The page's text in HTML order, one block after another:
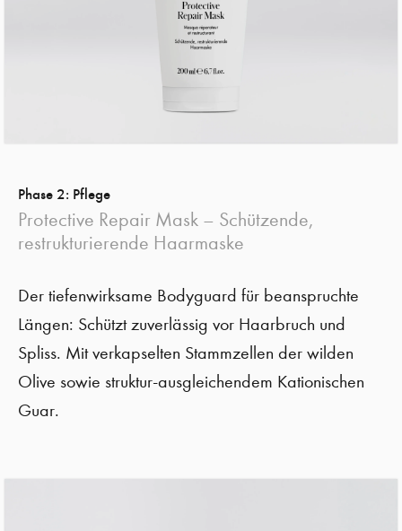
Phase 2: Pflege
Protective Repair Mask – Schützende,
restrukturierende Haarmaske
Der tiefenwirksame Bodyguard für beanspruchte
Längen: Schützt zuverlässig vor Haarbruch und
Spliss. Mit verkapselten Stammzellen der wilden
Olive sowie struktur-ausgleichendem Kationischen
Guar.